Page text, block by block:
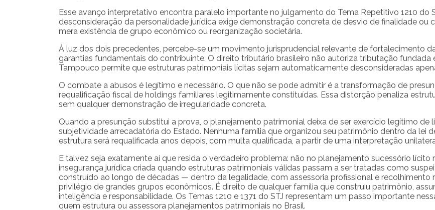
Esse avanço interpretativo encontra paralelo importante no julgamento do Tema Repetitivo 1210 do
desconsideração da personalidade jurídica exige demonstração concreta de desvio de finalidade
mera existência de grupo econômico ou reorganização societária.
À luz dos dois precedentes, percebe-se um movimento jurisprudencial relevante de fortalecimento
garantias fundamentais do contribuinte. O direito tributário brasileiro não autoriza tributação
Tampouco permite que estruturas patrimoniais lícitas sejam automaticamente desconsideradas
O combate a abusos é legítimo e necessário. O que não se pode admitir é a transformação de
requalificação fiscal de holdings familiares legitimamente constituídas. Essa distorção penaliza
sem qualquer demonstração de irregularidade concreta.
Quando a presunção substitui a prova, o planejamento patrimonial deixa de ser exercício legítimo de
subjetividade arrecadatória do Estado. Nenhuma família que organizou seu patrimônio dentro da lei
estrutura será requalificada anos depois, com multa qualificada, a partir de uma interpretação
E talvez seja exatamente aí que resida o verdadeiro problema: não no planejamento sucessório lícito
insegurança jurídica criada quando estruturas patrimoniais válidas passam a ser tratadas como
construído ao longo de décadas — dentro da legalidade, com assessoria profissional e recolhimento
privilégio de grandes grupos econômicos. É direito de qualquer família que construiu patrimônio,
inteligência e responsabilidade. Os Temas 1210 e 1371 do STJ representam um passo importante
quem estrutura ou assessora planejamentos patrimoniais no Brasil.